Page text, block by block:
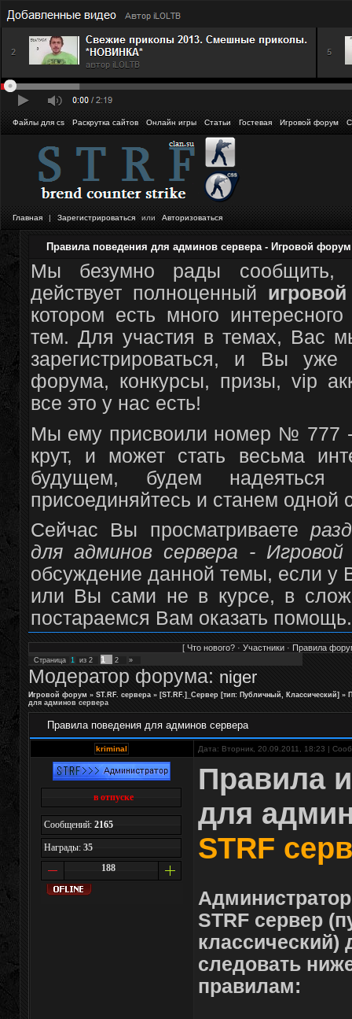
Файлы для cs Раскрутка сайтов Онлайн игры Статьи Гостевая Игровой форум
Главная | Зарегистрироваться или Авторизоваться
Правила поведения для админов сервера - Игровой
Мы безумно рады
действует полноценный
котором есть много
тем. Для участия в темах, Вас
зарегистрироваться, и Вы уже
форума, конкурсы, призы, vip
все это у нас есть!
Мы ему присвоили номер № 777 -
крут, и может стать весьма
будущем, будем
присоединяйтесь и станем одной
Сейчас Вы просматриваете
для админов сервера -
обсуждение данной темы, если у
или Вы сами не в курсе, в
постараемся Вам оказать помощь.
[ Что нового?· Участники· Правила
Страница 1 из 2 1 2 »
Модератор форума: niger
Игровой форум » ST.RF. сервера » [ST.RF.]_Сервер [тип: Публичный, Классический] »
для админов сервера
Правила поведения для админов сервера
kriminal Дата: Вторник, 20.09.2011, 18:23 |
в отпуске
Сообщений: 2165
Награды: 35
188
Правила
для
STRF
STRF сервер
классический)
следовать
правилам: